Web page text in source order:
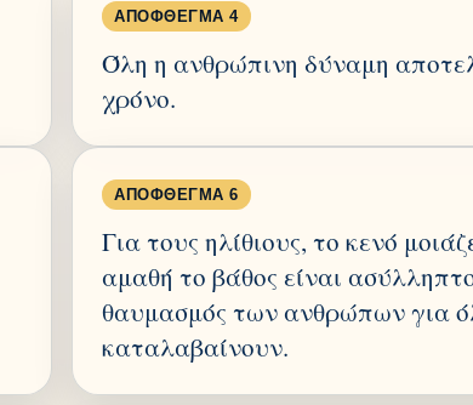
ΑΠΌΦΘΕΓΜΑ 4
Όλη η ανθρώπινη δύναμη
χρόνο.
ΑΠΌΦΘΕΓΜΑ 6
Για τους ηλίθιους, το κενό
αμαθή το βάθος είναι
θαυμασμός των ανθρώπων για
καταλαβαίνουν.